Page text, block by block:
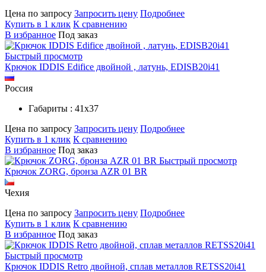
Цена по запросу Запросить цену Подробнее
Купить в 1 клик К сравнению
В избранное Под заказ
Быстрый просмотр
Крючок IDDIS Edifice двойной , латунь, EDISB20i41
Россия
Габариты : 41х37
Цена по запросу Запросить цену Подробнее
Купить в 1 клик К сравнению
В избранное Под заказ
Быстрый просмотр
Крючок ZORG, бронза AZR 01 BR
Чехия
Цена по запросу Запросить цену Подробнее
Купить в 1 клик К сравнению
В избранное Под заказ
Быстрый просмотр
Крючок IDDIS Retro двойной, сплав металлов RETSS20i41